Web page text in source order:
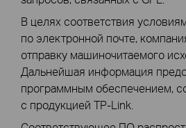
В целях соответствия
по электронной почте,
отправку машиночитаемого
Дальнейшая информация
программным обеспечением,
с продукцией TP-Link.